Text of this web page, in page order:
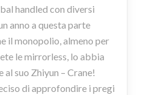
handled con diversi
anno a questa parte
il monopolio, almeno per
le mirrorless, lo abbia
suo Zhiyun – Crane!
di approfondire i pregi